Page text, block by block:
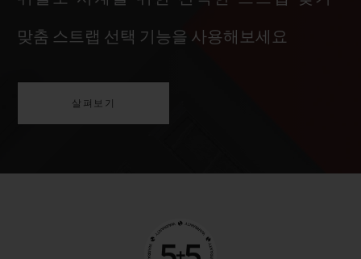
맞춤 스트랩 선택 기능을 사용해보세요
살펴보기